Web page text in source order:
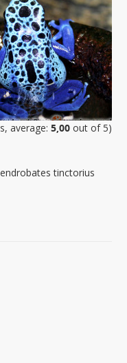
average: 5,00out of 5)
tinctorius